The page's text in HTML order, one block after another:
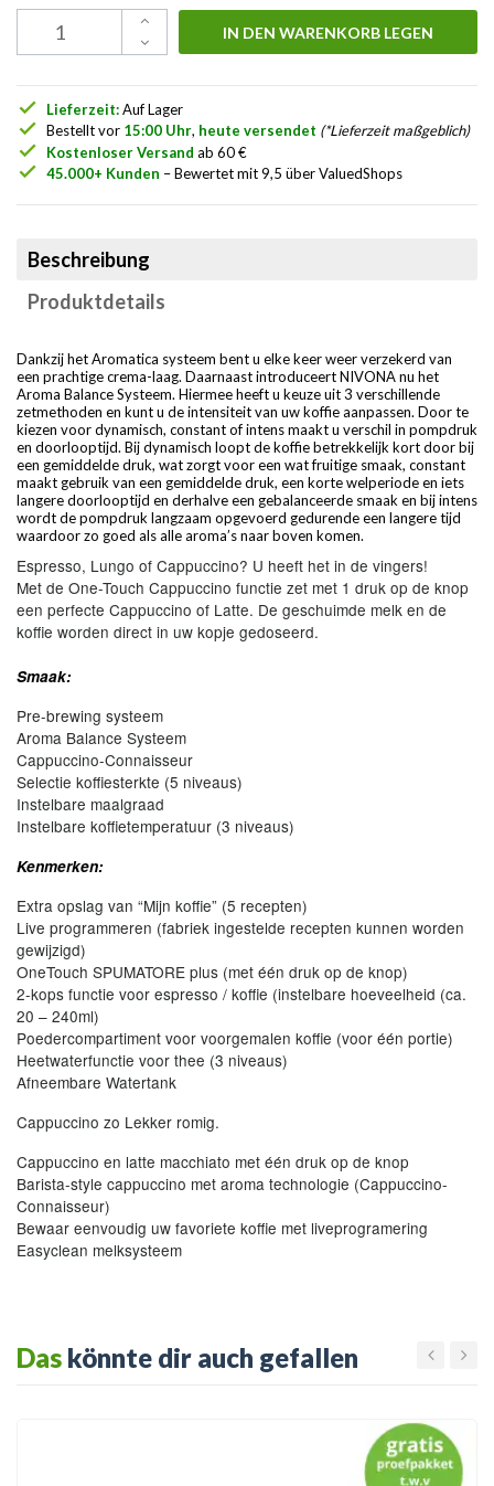
IN DEN WARENKORB LEGEN
check Lieferzeit:Auf Lager
check Bestellt vor 15:00 Uhr, heute versendet (*Lieferzeit maßgeblich)
check Kostenloser Versand ab 60 €
check 45.000+ Kunden – Bewertet mit 9,5 über ValuedShops
Beschreibung
Produktdetails
Dankzij het Aromatica systeem bent u elke keer weer verzekerd van
een prachtige crema-laag. Daarnaast introduceert NIVONA nu het
Aroma Balance Systeem. Hiermee heeft u keuze uit 3 verschillende
zetmethoden en kunt u de intensiteit van uw koffie aanpassen. Door te
kiezen voor dynamisch, constant of intens maakt u verschil in pompdruk
en doorlooptijd. Bij dynamisch loopt de koffie betrekkelijk kort door bij
een gemiddelde druk, wat zorgt voor een wat fruitige smaak, constant
maakt gebruik van een gemiddelde druk, een korte welperiode en iets
langere doorlooptijd en derhalve een gebalanceerde smaak en bij intens
wordt de pompdruk langzaam opgevoerd gedurende een langere tijd
waardoor zo goed als alle aroma’s naar boven komen.
Espresso, Lungo of Cappuccino? U heeft het in de vingers!
Met de One-Touch Cappuccino functie zet met 1 druk op de knop
een perfecte Cappuccino of Latte. De geschuimde melk en de
koffie worden direct in uw kopje gedoseerd.
Smaak:
Pre-brewing systeem
Aroma Balance Systeem
Cappuccino-Connaisseur
Selectie koffiesterkte (5 niveaus)
Instelbare maalgraad
Instelbare koffietemperatuur (3 niveaus)
Kenmerken:
Extra opslag van “Mijn koffie” (5 recepten)
Live programmeren (fabriek ingestelde recepten kunnen worden
gewijzigd)
OneTouch SPUMATORE plus (met één druk op de knop)
2-kops functie voor espresso / koffie (instelbare hoeveelheid (ca.
20 – 240ml)
Poedercompartiment voor voorgemalen koffie (voor één portie)
Heetwaterfunctie voor thee (3 niveaus)
Afneembare Watertank
Cappuccino zo Lekker romig.
Cappuccino en latte macchiato met één druk op de knop
Barista-style cappuccino met aroma technologie (Cappuccino-
Connaisseur)
Bewaar eenvoudig uw favoriete koffie met liveprogramering
Easyclean melksysteem
Das könnte dir auch gefallen